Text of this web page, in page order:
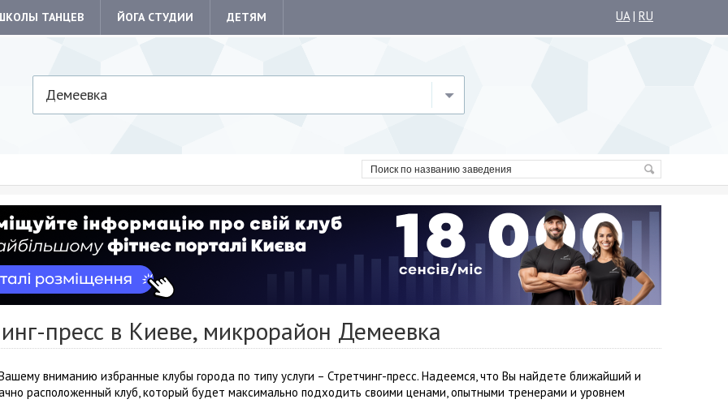
ТАНЦЕВ ЙОГА СТУДИИ ДЕТЯМ UA| RU
Демеевка
пресс в Киеве, микрорайон Демеевка
вниманию избранные клубы города по типу услуги – Стретчинг-пресс. Надеемся, что Вы найдете ближайший и
расположенный клуб, который будет максимально подходить своими ценами, опытными тренерами и уровнем